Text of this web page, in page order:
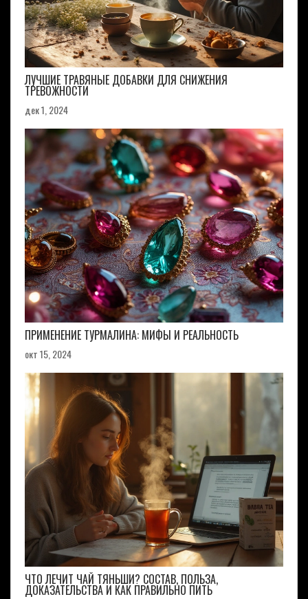
ЛУЧШИЕ ТРАВЯНЫЕ ДОБАВКИ ДЛЯ СНИЖЕНИЯ
ТРЕВОЖНОСТИ
дек 1, 2024
ПРИМЕНЕНИЕ ТУРМАЛИНА: МИФЫ И РЕАЛЬНОСТЬ
окт 15, 2024
ЧТО ЛЕЧИТ ЧАЙ ТЯНЬШИ? СОСТАВ, ПОЛЬЗА,
ДОКАЗАТЕЛЬСТВА И КАК ПРАВИЛЬНО ПИТЬ